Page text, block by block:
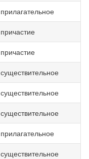
прилагательное
причастие
причастие
существительное
существительное
существительное
прилагательное
существительное